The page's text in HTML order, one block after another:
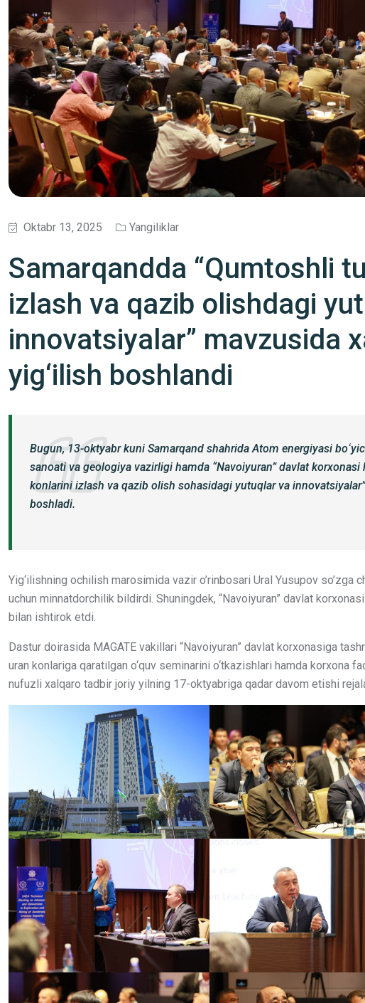
Oktabr 13, 2025 Yangiliklar
Samarqandda “Qumtoshli
izlash va qazib olishdagi
innovatsiyalar” mavzusida
yig‘ilish boshlandi
Bugun, 13-oktyabr kuni Samarqand shahrida Atom energiyasi
sanoati va geologiya vazirligi hamda “Navoiyuran” davlat
konlarini izlash va qazib olish sohasidagi yutuqlar va
boshladi.
Yig‘ilishning ochilish marosimida vazir o’rinbosari Ural Yusupov so’zga
uchun minnatdorchilik bildirdi. Shuningdek, “Navoiyuran” davlat
bilan ishtirok etdi.
Dastur doirasida MAGATE vakillari “Navoiyuran” davlat korxonasiga
uran konlariga qaratilgan o‘quv seminarini o‘tkazishlari hamda korxona
nufuzli xalqaro tadbir joriy yilning 17-oktyabriga qadar davom etishi